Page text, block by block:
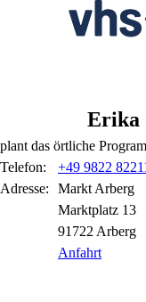
Erika
plant das örtliche
Telefon:
+49 9822
Adresse:
Markt Arberg
Marktplatz 13
91722 Arberg
Anfahrt